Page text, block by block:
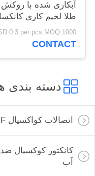
آبکاری شده با روکش
طلا لحیم کاری
زنانه مستقیم Rf زن
محور
CONTACT
دسته بندی
اتصالات کواکسیال RF
کانکتور کوکسیال ضد
آب